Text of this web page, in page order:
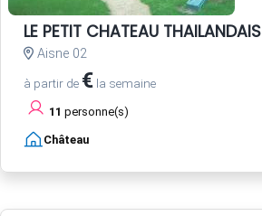
LE PETIT CHATEAU THAILANDAIS
Aisne 02
à partir de € la semaine
11 personne(s)
Château